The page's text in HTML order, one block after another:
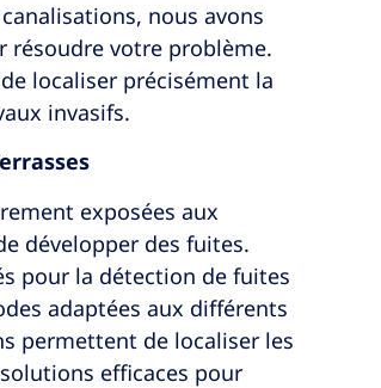
nous avons
résoudre votre problème.
localiser précisément la
invasifs.
exposées aux
développer des fuites.
pour la détection de fuites
adaptées aux différents
permettent de localiser les
efficaces pour